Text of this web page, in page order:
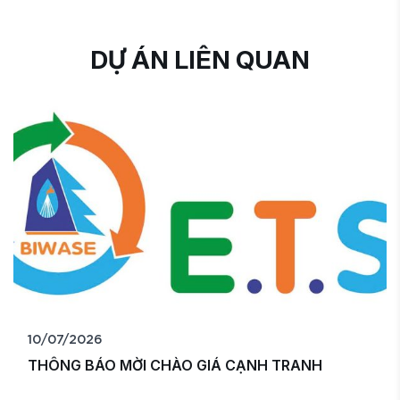
DỰ ÁN LIÊN QUAN
10/07/2026
THÔNG BÁO MỜI CHÀO GIÁ CẠNH TRANH